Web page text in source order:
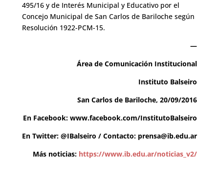
495/16 y de Interés Municipal y Educativo por el
Concejo Municipal de San Carlos de Bariloche según
Resolución 1922-PCM-15.
—
Área de Comunicación Institucional
Instituto Balseiro
San Carlos de Bariloche, 20/09/2016
En Facebook:www.facebook.com/InstitutoBalseiro
En Twitter:@IBalseiro / Contacto: prensa@ib.edu.ar
Más noticias: https://www.ib.edu.ar/noticias_v2/